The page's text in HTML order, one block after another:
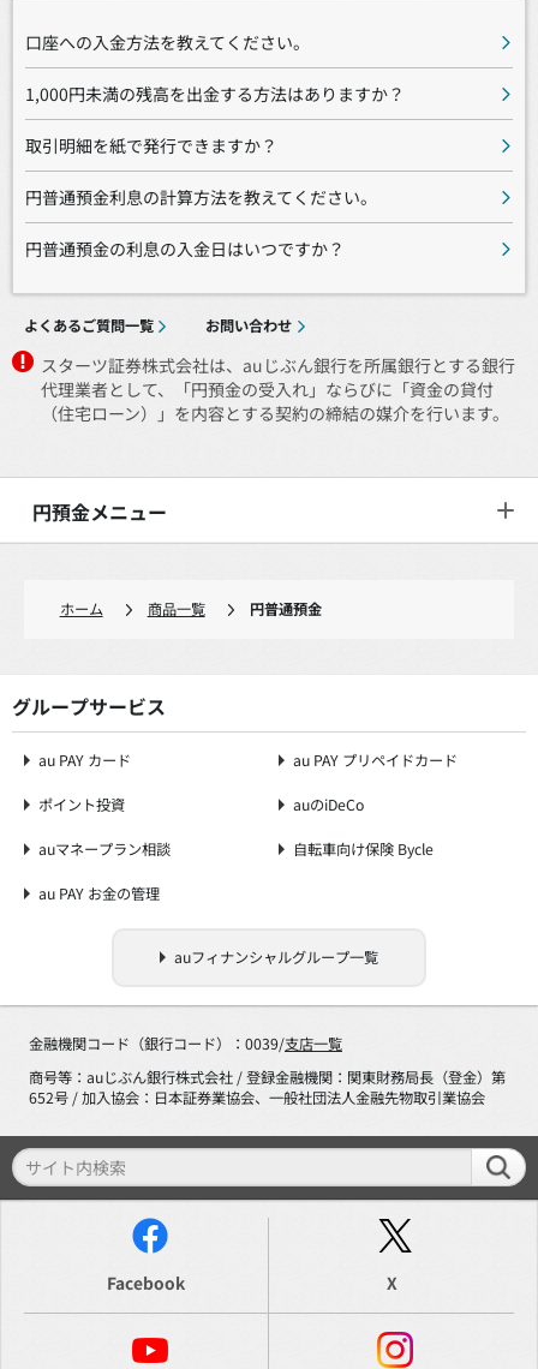
口座への入金方法を教えてください。
1,000円未満の残高を出金する方法はありますか？
取引明細を紙で発行できますか？
円普通預金利息の計算方法を教えてください。
円普通預金の利息の入金日はいつですか？
よくあるご質問一覧 お問い合わせ
スターツ証券株式会社は、auじぶん銀行を所属銀行とする銀行
代理業者として、「円預金の受入れ」ならびに「資金の貸付
（住宅ローン）」を内容とする契約の締結の媒介を行います。
円預金メニュー
ホーム 商品一覧 円普通預金
グループサービス
au PAY カード au PAY プリペイドカード
ポイント投資 auのiDeCo
auマネープラン相談 自転車向け保険 Bycle
au PAY お金の管理
auフィナンシャルグループ一覧
金融機関コード（銀行コード）：0039/支店一覧
商号等：auじぶん銀行株式会社 / 登録金融機関：関東財務局長（登金）第
652号 / 加入協会：日本証券業協会、一般社団法人金融先物取引業協会
Facebook X